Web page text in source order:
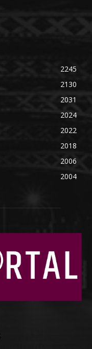
2245
2130
2031
2024
2022
2018
2006
2004